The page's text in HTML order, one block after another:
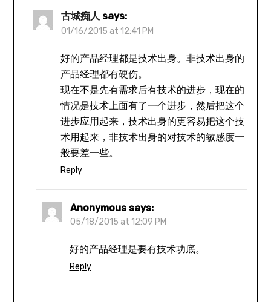
古城痴人 says:
01/16/2015 at 12:41 PM
好的产品经理都是技术出身。非技术出身的
产品经理都有硬伤。
现在不是先有需求后有技术的进步，现在的
情况是技术上面有了一个进步，然后把这个
进步应用起来，技术出身的更容易把这个技
术用起来，非技术出身的对技术的敏感度一
般要差一些。
Reply
Anonymous says:
05/18/2015 at 12:09 PM
好的产品经理是要有技术功底。
Reply